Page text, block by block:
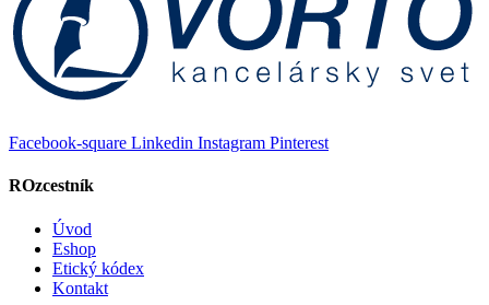
Facebook-square Linkedin Instagram Pinterest
ROzcestník
Úvod
Eshop
Etický kódex
Kontakt